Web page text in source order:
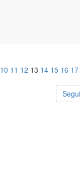
10 11 12 13 14 15 16 17